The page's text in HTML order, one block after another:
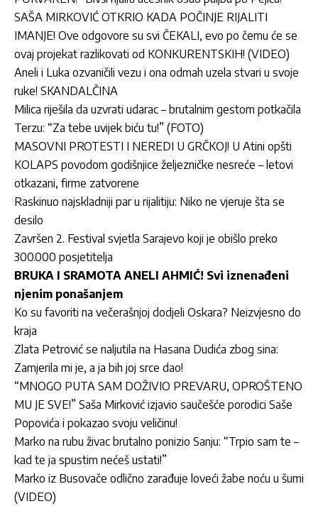
SAŠA MIRKOVIĆ OTKRIO KADA POČINJE RIJALITI
IMANJE! Ove odgovore su svi ČEKALI, evo po čemu će se
ovaj projekat razlikovati od KONKURENTSKIH! (VIDEO)
Aneli i Luka ozvaničili vezu i ona odmah uzela stvari u svoje
ruke! SKANDALČINA
Milica riješila da uzvrati udarac – brutalnim gestom potkačila
Terzu: “Za tebe uvijek biću tu!” (FOTO)
MASOVNI PROTESTI I NEREDI U GRČKOJ! U Atini opšti
KOLAPS povodom godišnjice željezničke nesreće – letovi
otkazani, firme zatvorene
Raskinuo najskladniji par u rijalitiju: Niko ne vjeruje šta se
desilo
Završen 2. Festival svjetla Sarajevo koji je obišlo preko
300.000 posjetitelja
BRUKA I SRAMOTA ANELI AHMIĆ! Svi iznenađeni
njenim ponašanjem
Ko su favoriti na večerašnjoj dodjeli Oskara? Neizvjesno do
kraja
Zlata Petrović se naljutila na Hasana Dudića zbog sina:
Zamjerila mi je, a ja bih joj srce dao!
“MNOGO PUTA SAM DOŽIVIO PREVARU, OPROŠTENO
MU JE SVE!” Saša Mirković izjavio saučešće porodici Saše
Popovića i pokazao svoju veličinu!
Marko na rubu živac brutalno ponizio Sanju: “Trpio sam te –
kad te ja spustim nećeš ustati!”
Marko iz Busovače odlično zarađuje loveći žabe noću u šumi
(VIDEO)